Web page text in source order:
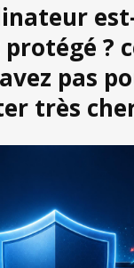
?
pas
très